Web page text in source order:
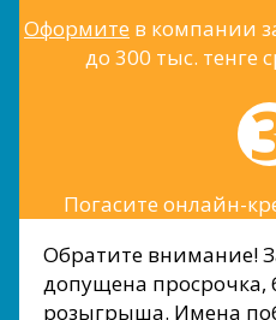
Оформите в компании
до 300 тыс. тенге
Погасите онлайн-
Обратите внимание!
допущена просрочка,
розыгрыша. Имена